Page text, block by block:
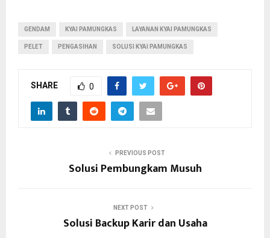
GENDAM KYAI PAMUNGKAS LAYANAN KYAI PAMUNGKAS
PELET PENGASIHAN SOLUSI KYAI PAMUNGKAS
SHARE 0
PREVIOUS POST
Solusi Pembungkam Musuh
NEXT POST
Solusi Backup Karir dan Usaha